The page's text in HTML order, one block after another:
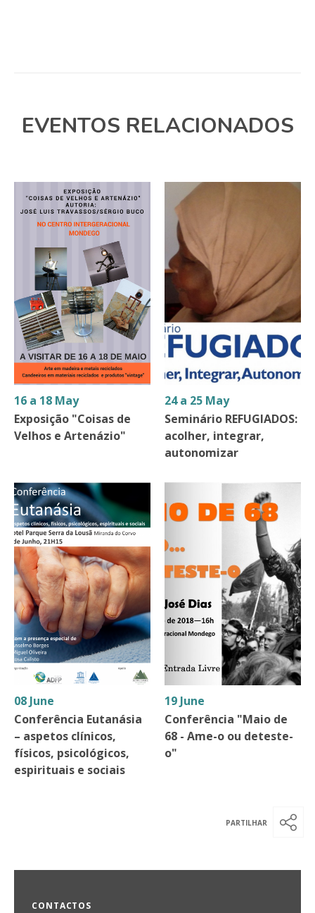
EVENTOS RELACIONADOS
16 a 18 May
Exposição "Coisas de
Velhos e Artenázio"
24 a 25 May
Seminário REFUGIADOS:
acolher, integrar,
autonomizar
08 June
Conferência Eutanásia
– aspetos clínicos,
físicos, psicológicos,
espirituais e sociais
19 June
Conferência "Maio de
68 - Ame-o ou deteste-
o"
CONTACTOS